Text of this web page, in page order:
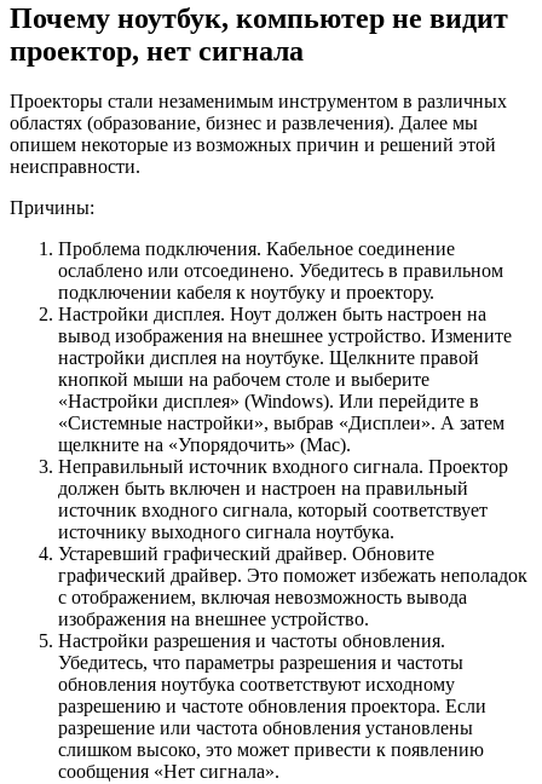
Почему ноутбук, компьютер не видит
проектор, нет сигнала
Проекторы стали незаменимым инструментом в различных
областях (образование, бизнес и развлечения). Далее мы
опишем некоторые из возможных причин и решений этой
неисправности.
Причины:
Проблема подключения. Кабельное соединение
ослаблено или отсоединено. Убедитесь в правильном
подключении кабеля к ноутбуку и проектору.
Настройки дисплея. Ноут должен быть настроен на
вывод изображения на внешнее устройство. Измените
настройки дисплея на ноутбуке. Щелкните правой
кнопкой мыши на рабочем столе и выберите
«Настройки дисплея» (Windows). Или перейдите в
«Системные настройки», выбрав «Дисплеи». А затем
щелкните на «Упорядочить» (Mac).
Неправильный источник входного сигнала. Проектор
должен быть включен и настроен на правильный
источник входного сигнала, который соответствует
источнику выходного сигнала ноутбука.
Устаревший графический драйвер. Обновите
графический драйвер. Это поможет избежать неполадок
с отображением, включая невозможность вывода
изображения на внешнее устройство.
Настройки разрешения и частоты обновления.
Убедитесь, что параметры разрешения и частоты
обновления ноутбука соответствуют исходному
разрешению и частоте обновления проектора. Если
разрешение или частота обновления установлены
слишком высоко, это может привести к появлению
сообщения «Нет сигнала».